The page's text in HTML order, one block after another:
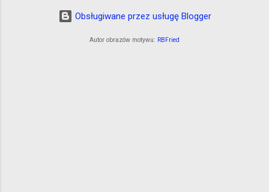
Obsługiwane przez usługę Blogger
Autor obrazów motywu: RBFried